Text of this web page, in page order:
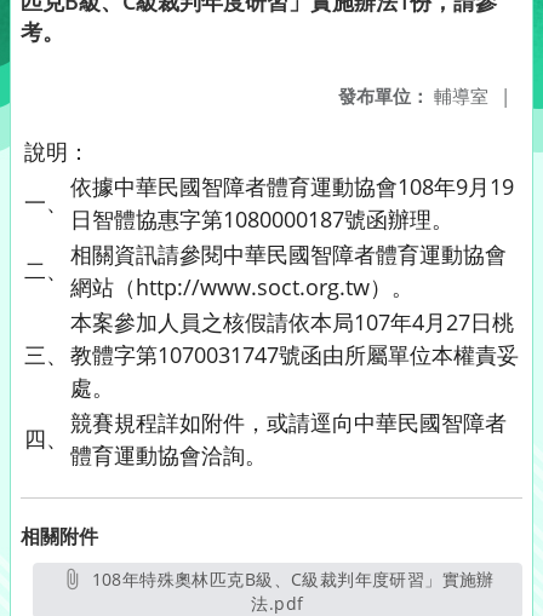
考。
發布單位： 輔導室 |
說明：
一、
依據中華民國智障者體育運動協會108年9月19
日智體協惠字第1080000187號函辦理。
二、
相關資訊請參閱中華民國智障者體育運動協會
網站（http://www.soct.org.tw）。
三、
本案參加人員之核假請依本局107年4月27日桃
教體字第1070031747號函由所屬單位本權責妥
處。
四、
競賽規程詳如附件，或請逕向中華民國智障者
體育運動協會洽詢。
相關附件
法.pdf另開新視窗